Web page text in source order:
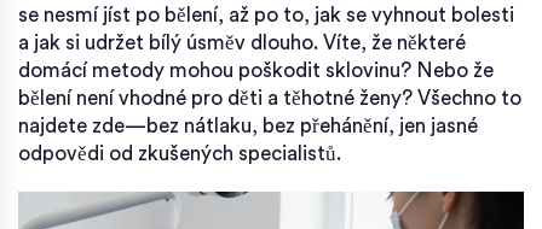
se nesmí jíst po bělení, až po to, jak se vyhnout bolesti
a jak si udržet bílý úsměv dlouho. Víte, že některé
domácí metody mohou poškodit sklovinu? Nebo že
bělení není vhodné pro děti a těhotné ženy? Všechno to
najdete zde—bez nátlaku, bez přehánění, jen jasné
odpovědi od zkušených specialistů.